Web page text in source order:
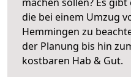
die bei einem Umzug
Hemmingen zu
der Planung bis hin
kostbaren Hab & Gut.